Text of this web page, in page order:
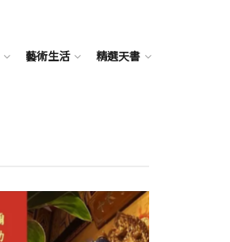
藝術生活 精選天書